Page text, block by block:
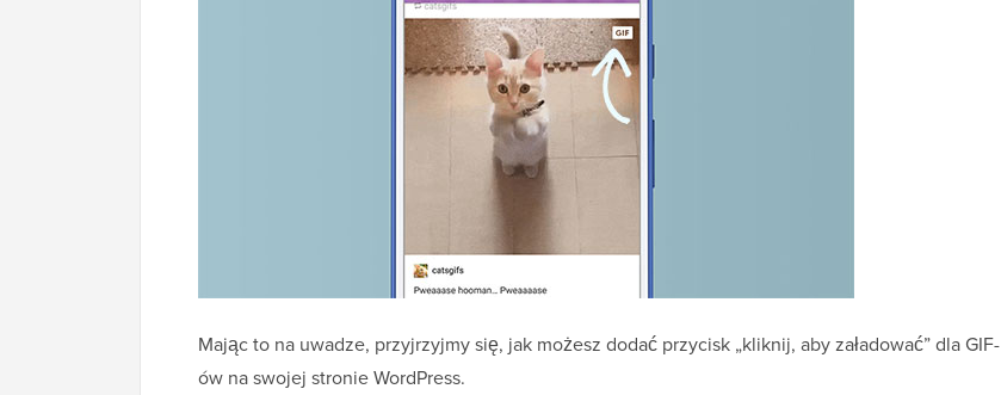
Mając to na uwadze, przyjrzyjmy się, jak możesz dodać przycisk „kliknij, aby załadować” dla GIF-
ów na swojej stronie WordPress.